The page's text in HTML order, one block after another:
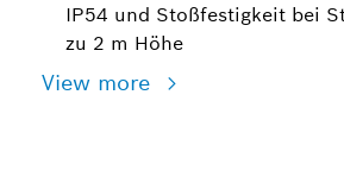
IP54 und Stoßfestigkeit bei
zu 2 m Höhe
View more